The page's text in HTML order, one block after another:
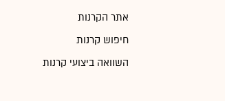
אתר הקרנות
חיפוש קרנות
השוואה ביצועי קרנות